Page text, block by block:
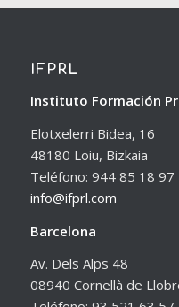
IFPRL
Instituto Formación
Elotxelerri Bidea, 16
48180 Loiu, Bizkaia
Teléfono: 944 85 18 97
info@ifprl.com
Barcelona
Av. Dels Alps 48
08940 Cornellà de